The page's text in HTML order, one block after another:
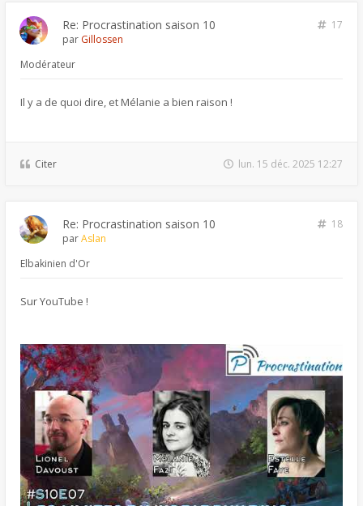
Re: Procrastination saison 10
17
par Gillossen
Modérateur
Il y a de quoi dire, et Mélanie a bien raison !
Citer lun. 15 déc. 2025 12:27
Re: Procrastination saison 10
18
parAslan
Elbakinien d'Or
Sur YouTube !